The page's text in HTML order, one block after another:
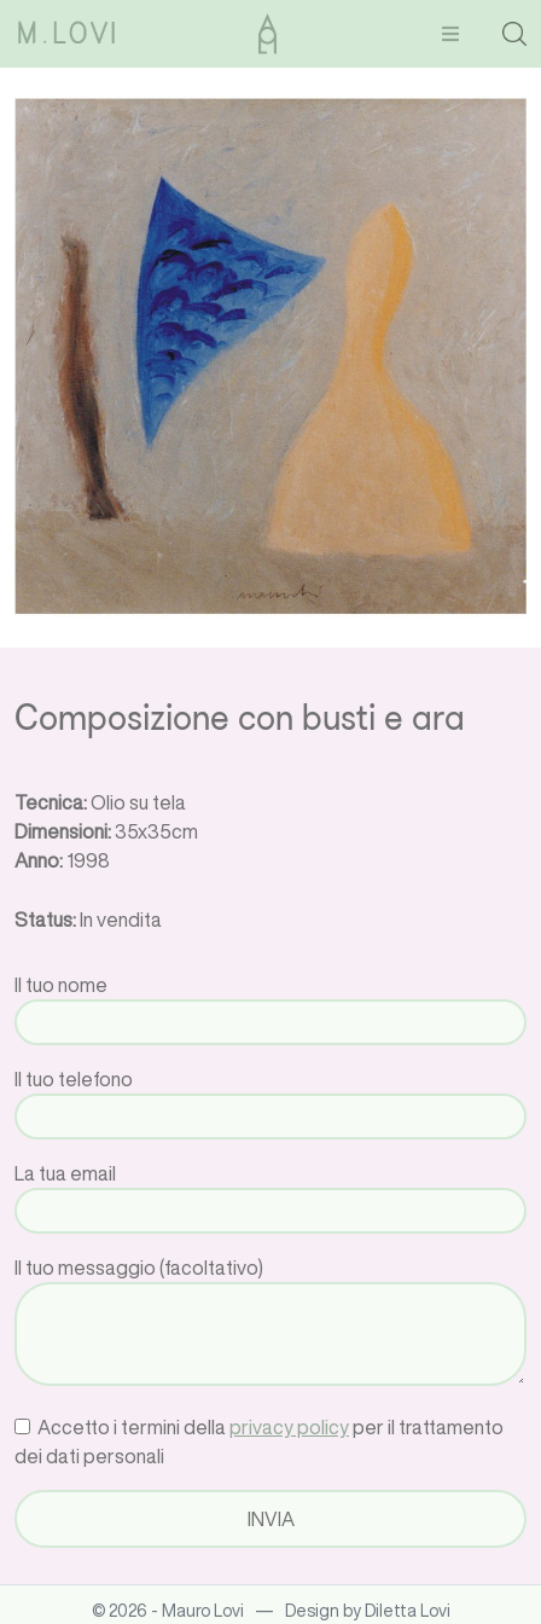
Composizione con busti e ara
Tecnica:Olio su tela
Dimensioni:35x35cm
Anno: 1998
Status: In vendita
Il tuo nome
Il tuo telefono
La tua email
Il tuo messaggio (facoltativo)
Accetto i termini della privacy policyper il trattamento
dei dati personali
© 2026 - Mauro Lovi — Design by Diletta Lovi